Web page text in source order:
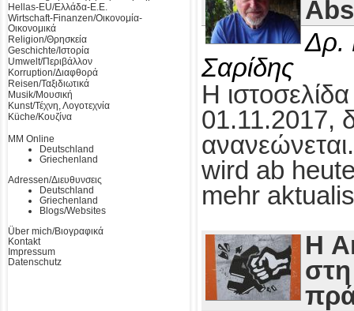
Hellas-EU/Ελλάδα-Ε.Ε.
Wirtschaft-Finanzen/Οικονομία-
Οικονομικά
Religion/Θρησκεία
Geschichte/Ιστορία
Umwelt/Περιβάλλον
Korruption/Διαφθορά
Reisen/Ταξιδιωτικά
Musik/Μουσική
Kunst/Τέχνη, Λογοτεχνία
Küche/Κουζίνα
MM Online
Deutschland
Griechenland
Adressen/Διευθυνσεις
Deutschland
Griechenland
Blogs/Websites
Über mich/Βιογραφικά
Kontakt
Impressum
Datenschutz
Δρ.
Σαρίδης
Η
01.11.2017,
wird ab
mehr
Η